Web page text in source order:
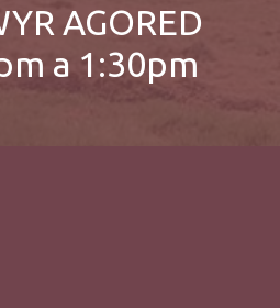
AGORED
a 1:30pm